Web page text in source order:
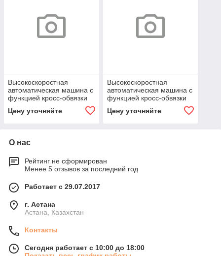
Высокоскоростная
автоматическая машина с
функцией кросс-обвязки
Цену уточняйте
Высокоскоростная
автоматическая машина с
функцией кросс-обвязки
Цену уточняйте
О нас
Рейтинг не сформирован
Менее 5 отзывов за последний год
Работает с 29.07.2017
г. Астана
Астана, Казахстан
Контакты
Сегодня работает с 10:00 до 18:00